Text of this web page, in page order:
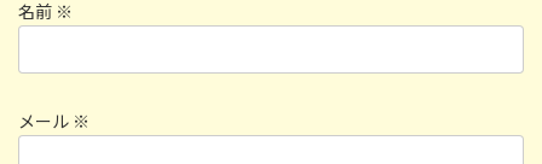
名前 ※
メール ※